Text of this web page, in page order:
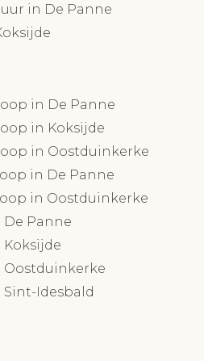
in De Panne
in De Panne
in Koksijde
in Oostduinkerke
in De Panne
in Oostduinkerke
Panne
Oostduinkerke
Idesbald